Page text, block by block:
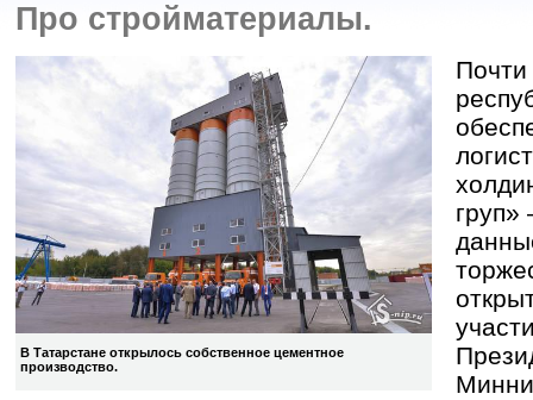
Про стройматериалы.
В Татарстане открылось собственное цементное
производство.
Почти